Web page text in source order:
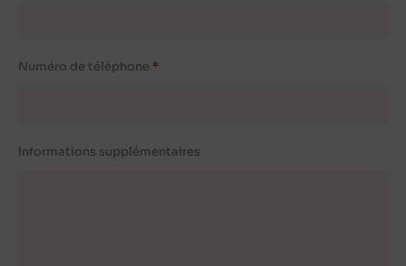
Numéro de téléphone
Informations supplémentaires